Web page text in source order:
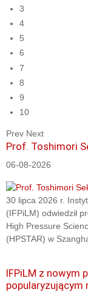
3
4
5
6
7
8
9
10
Prev Next
Prof. Toshimori
06-08-2026
30 lipca 2026 r.
(IFPiLM) odwiedził
High Pressure
(HPSTAR) w
IFPiLM z nowym
popularyzującym